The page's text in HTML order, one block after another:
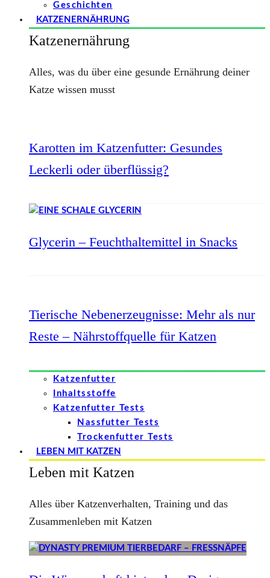
Geschichten
KATZENERNÄHRUNG
Katzenernährung
Alles, was du über eine gesunde Ernährung deiner
Katze wissen musst
Karotten im Katzenfutter: Gesundes
Leckerli oder überflüssig?
Glycerin – Feuchthaltemittel in Snacks
Tierische Nebenerzeugnisse: Mehr als nur
Reste – Nährstoffquelle für Katzen
Katzenfutter
Inhaltsstoffe
Katzenfutter Tests
Nassfutter Tests
Trockenfutter Tests
LEBEN MIT KATZEN
Leben mit Katzen
Alles über Katzenverhalten, Training und das
Zusammenleben mit Katzen